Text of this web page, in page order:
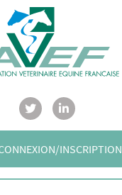
INSCRIPTION